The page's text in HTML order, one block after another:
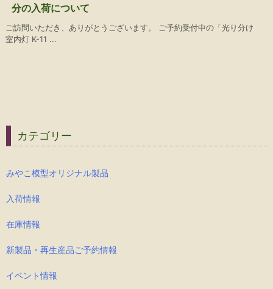
分の入荷について
ご訪問いただき、ありがとうございます。 ご予約受付中の「光り分け
室内灯 K-11 ...
カテゴリー
みやこ模型オリジナル製品
入荷情報
在庫情報
新製品・再生産品ご予約情報
イベント情報